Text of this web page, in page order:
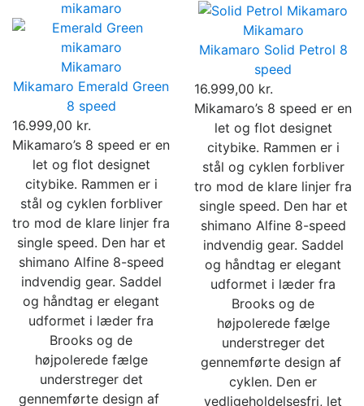
Mikamaro
Mikamaro Emerald Green
8 speed
16.999,00 kr.
Mikamaro’s 8 speed er en
let og flot designet
citybike. Rammen er i
stål og cyklen forbliver
tro mod de klare linjer fra
single speed. Den har et
shimano Alfine 8-speed
indvendig gear. Saddel
og håndtag er elegant
udformet i læder fra
Brooks og de
højpolerede fælge
understreger det
gennemførte design af ​​
Mikamaro
Mikamaro Solid Petrol 8
speed
16.999,00 kr.
Mikamaro’s 8 speed er en
let og flot designet
citybike. Rammen er i
stål og cyklen forbliver
tro mod de klare linjer fra
single speed. Den har et
shimano Alfine 8-speed
indvendig gear. Saddel
og håndtag er elegant
udformet i læder fra
Brooks og de
højpolerede fælge
understreger det
gennemførte design af ​​
cyklen. Den er
vedligeholdelsesfri, let